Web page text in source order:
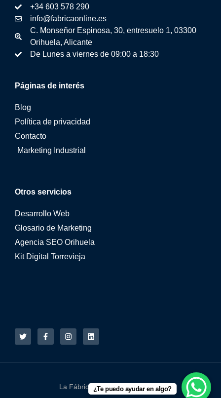
Otros servicios
Desarrollo Web
Glosario de Marketing
Agencia SEO Orihuela
Kit Digital Torrevieja
Páginas de interés
Blog
Política de privacidad
Contacto
Marketing Industrial
+34 603 578 290
info@fabricaonline.es
C. Monseñor Espinosa, 30, entresuelo 1, 03300
Orihuela, Alicante
De Lunes a viernes de 09:00 a 18:30
La Fábrica Online © 2015 - 2026
¿Te puedo ayudar en algo?